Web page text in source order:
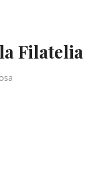
Filatelia